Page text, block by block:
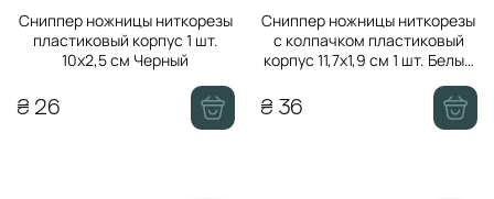
Сниппер ножницы ниткорезы
пластиковый корпус 1 шт.
10х2,5 см Черный
₴ 26
Сниппер ножницы ниткорезы
с колпачком пластиковый
корпус 11,7х1,9 см 1 шт. Белый
₴ 36